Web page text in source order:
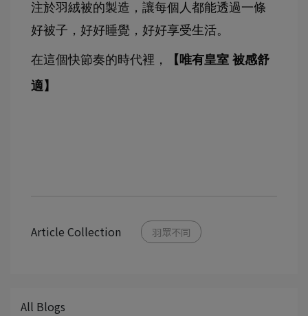
注於羽絨被的製造，讓每個人都能透過一條
好被子，好好睡覺，好好享受生活。
在這個快節奏的時代裡，
【唯有皇室 被感舒
適】
Article Collection 羽眾不同
All Blogs